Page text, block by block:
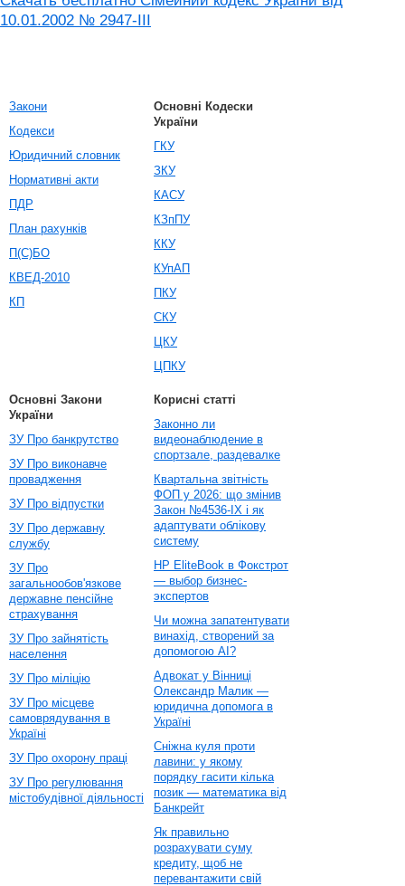
10.01.2002 № 2947-III
Закони
Кодекси
Юридичний словник
Нормативні акти
ПДР
План рахунків
П(С)БО
КВЕД-2010
КП
Основні Кодески
України
ГКУ
ЗКУ
КАСУ
КЗпПУ
ККУ
КУпАП
ПКУ
СКУ
ЦКУ
ЦПКУ
Основні Закони
України
ЗУ Про банкрутство
ЗУ Про виконавче
провадження
ЗУ Про відпустки
ЗУ Про державну
службу
ЗУ Про
загальнообов'язкове
державне пенсійне
страхування
ЗУ Про зайнятість
населення
ЗУ Про міліцію
ЗУ Про місцеве
самоврядування в
Україні
ЗУ Про охорону праці
ЗУ Про регулювання
містобудівної діяльності
Корисні статті
Законно ли
видеонаблюдение в
спортзале, раздевалке
Квартальна звітність
ФОП у 2026: що змінив
Закон №4536-IX і як
адаптувати облікову
систему
HP EliteBook в Фокстрот
— выбор бизнес-
экспертов
Чи можна запатентувати
винахід, створений за
допомогою AI?
Адвокат у Вінниці
Олександр Малик —
юридична допомога в
Україні
Сніжна куля проти
лавини: у якому
порядку гасити кілька
позик — математика від
Банкрейт
Як правильно
розрахувати суму
кредиту, щоб не
перевантажити свій